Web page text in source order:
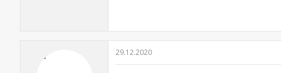
29.12.2020